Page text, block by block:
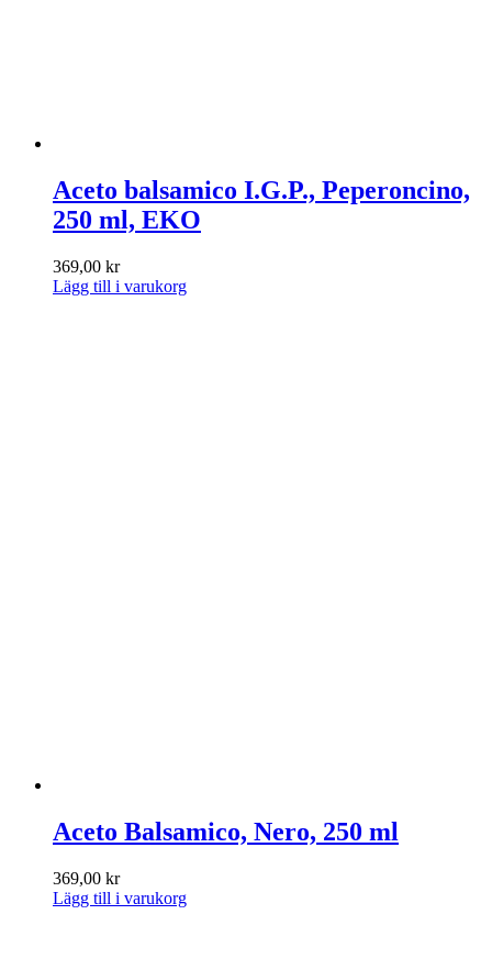
Aceto balsamico I.G.P., Peperoncino,
250 ml, EKO
369,00 kr
Lägg till i varukorg
Aceto Balsamico, Nero, 250 ml
369,00 kr
Lägg till i varukorg